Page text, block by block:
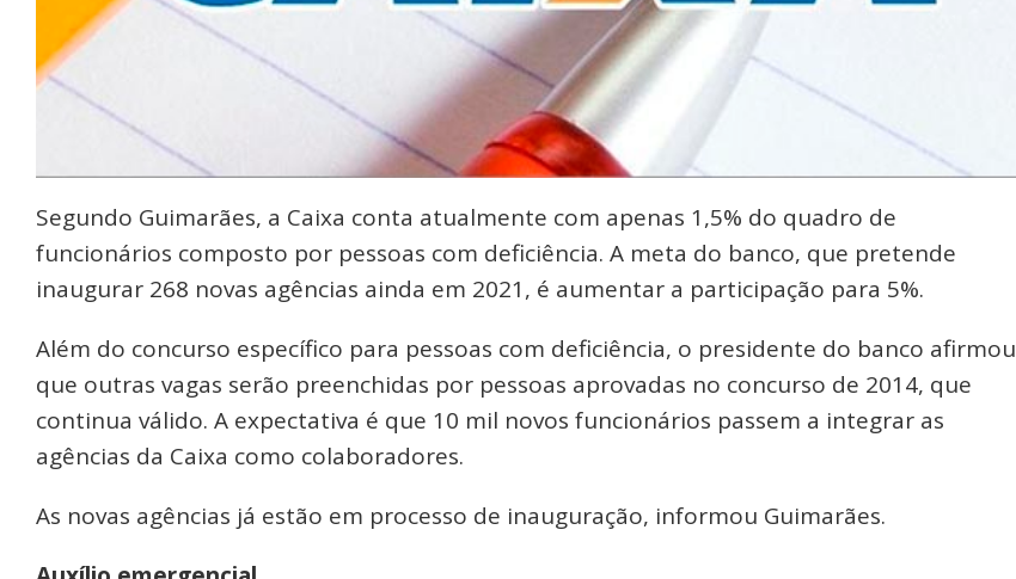
Segundo Guimarães, a Caixa conta atualmente com apenas 1,5% do quadro de
funcionários composto por pessoas com deficiência. A meta do banco, que pretende
inaugurar 268 novas agências ainda em 2021, é aumentar a participação para 5%.
Além do concurso específico para pessoas com deficiência, o presidente do banco afirmou
que outras vagas serão preenchidas por pessoas aprovadas no concurso de 2014, que
continua válido. A expectativa é que 10 mil novos funcionários passem a integrar as
agências da Caixa como colaboradores.
As novas agências já estão em processo de inauguração, informou Guimarães.